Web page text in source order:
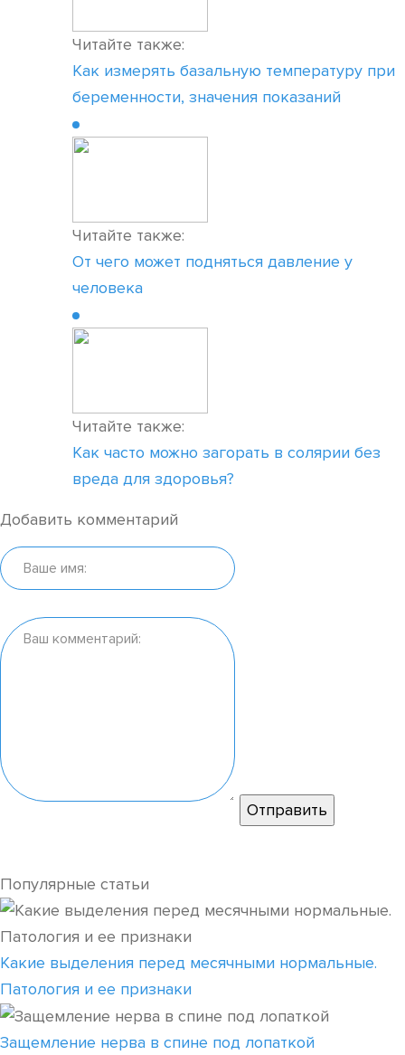
Читайте также:
Как измерять базальную температуру при
беременности, значения показаний
Читайте также:
От чего может подняться давление у
человека
Читайте также:
Как часто можно загорать в солярии без
вреда для здоровья?
Добавить комментарий
Популярные статьи
Какие выделения перед месячными нормальные.
Патология и ее признаки
Защемление нерва в спине под лопаткой